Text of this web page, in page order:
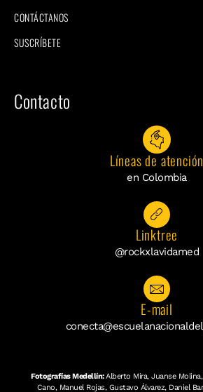
CONTÁCTANOS
SUSCRÍBETE
Contacto
Líneas de atención
en Colombia
Linktree
@rockxlavidamed
E-mail
Fotografías Medellín:Alberto Mira, Juanse
Cano, Manuel Rojas, Gustavo Álvarez, Daniel